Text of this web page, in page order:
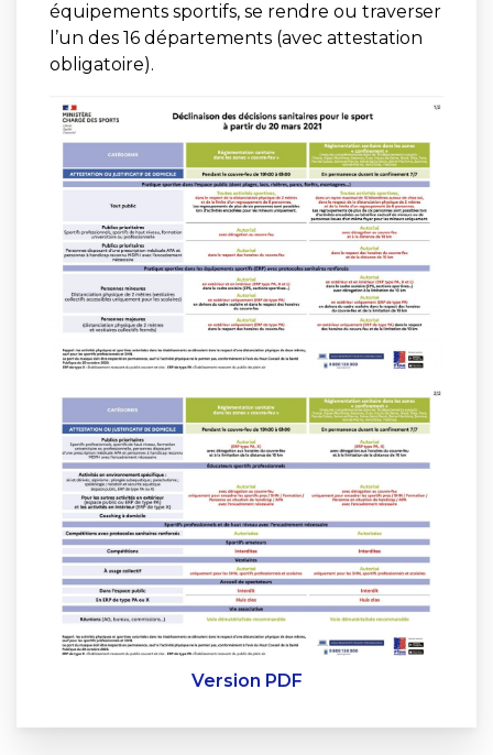
équipements sportifs, se rendre ou traverser
l’un des 16 départements (avec attestation
obligatoire).
Version PDF